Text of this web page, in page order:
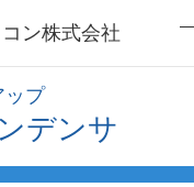
ン株式会社
ップ
デンサ